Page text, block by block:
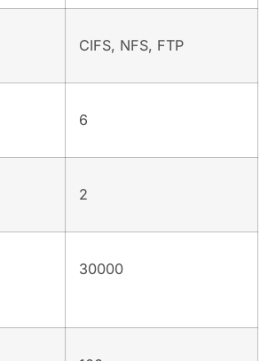
CIFS, NFS, FTP
6
2
30000